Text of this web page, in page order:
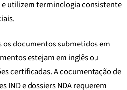
e utilizem terminologia consistente
os documentos submetidos em
estejam em inglês ou
certificadas. A documentação de
IND e dossiers NDA requerem